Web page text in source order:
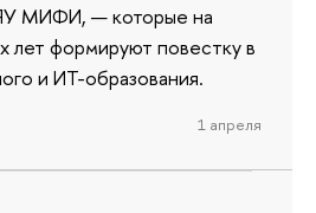
МИФИ, — которые на
лет формируют повестку в
и ИТ-образования.
1 апреля